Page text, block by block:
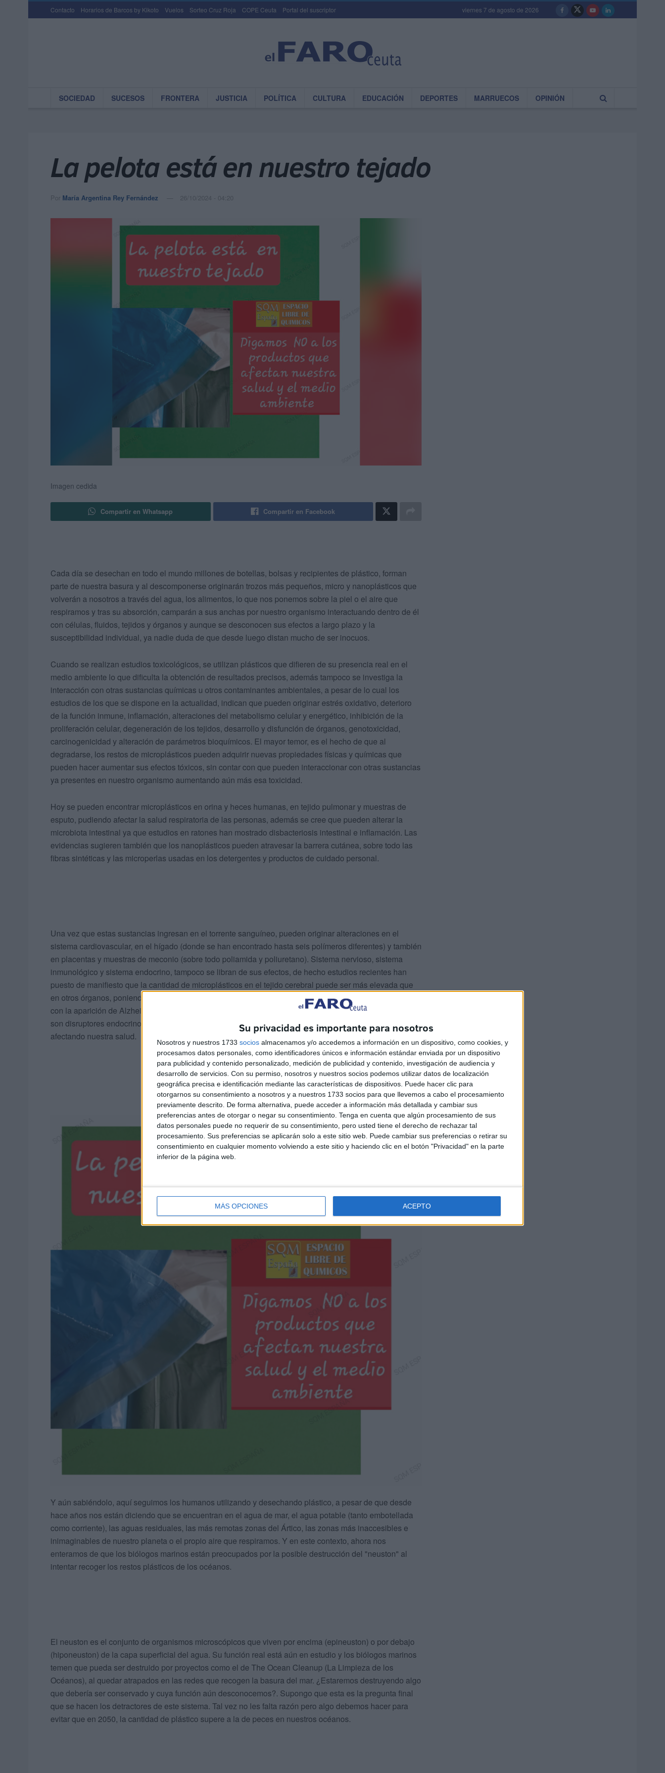
Su privacidad es importante para nosotros
Nosotros y nuestros 1733 socios almacenamos y/o accedemos a información en un dispositivo, como cookies, y
procesamos datos personales, como identificadores únicos e información estándar enviada por un dispositivo
para publicidad y contenido personalizado, medición de publicidad y contenido, investigación de audiencia y
desarrollo de servicios. Con su permiso, nosotros y nuestros socios podemos utilizar datos de localización
geográfica precisa e identificación mediante las características de dispositivos. Puede hacer clic para
otorgarnos su consentimiento a nosotros y a nuestros 1733 socios para que llevemos a cabo el procesamiento
previamente descrito. De forma alternativa, puede acceder a información más detallada y cambiar sus
preferencias antes de otorgar o negar su consentimiento. Tenga en cuenta que algún procesamiento de sus
datos personales puede no requerir de su consentimiento, pero usted tiene el derecho de rechazar tal
procesamiento. Sus preferencias se aplicarán solo a este sitio web. Puede cambiar sus preferencias o retirar su
consentimiento en cualquier momento volviendo a este sitio y haciendo clic en el botón "Privacidad" en la parte
inferior de la página web.
MÁS OPCIONES ACEPTO
Contacto Horarios de Barcos by Kikoto Vuelos Sorteo Cruz Roja COPE Ceuta Portal del suscriptor viernes 7 de agosto de 2026
SOCIEDAD SUCESOS FRONTERA JUSTICIA POLÍTICA CULTURA EDUCACIÓN DEPORTES MARRUECOS OPINIÓN
La pelota está en nuestro tejado
Por María Argentina Rey Fernández 26/10/2024 - 04:20
Imagen cedida
Compartir en Whatsapp Compartir en Facebook
Cada día se desechan en todo el mundo millones de botellas, bolsas y recipientes de plástico, forman
parte de nuestra basura y al descomponerse originarán trozos más pequeños, micro y nanoplásticos que
volverán a nosotros a través del agua, los alimentos, lo que nos ponemos sobre la piel o el aire que
respiramos y tras su absorción, camparán a sus anchas por nuestro organismo interactuando dentro de él
con células, fluidos, tejidos y órganos y aunque se desconocen sus efectos a largo plazo y la
susceptibilidad individual, ya nadie duda de que desde luego distan mucho de ser inocuos.
Cuando se realizan estudios toxicológicos, se utilizan plásticos que difieren de su presencia real en el
medio ambiente lo que dificulta la obtención de resultados precisos, además tampoco se investiga la
interacción con otras sustancias químicas u otros contaminantes ambientales, a pesar de lo cual los
estudios de los que se dispone en la actualidad, indican que pueden originar estrés oxidativo, deterioro
de la función inmune, inflamación, alteraciones del metabolismo celular y energético, inhibición de la
proliferación celular, degeneración de los tejidos, desarrollo y disfunción de órganos, genotoxicidad,
carcinogenicidad y alteración de parámetros bioquímicos. El mayor temor, es el hecho de que al
degradarse, los restos de microplásticos pueden adquirir nuevas propiedades físicas y químicas que
pueden hacer aumentar sus efectos tóxicos, sin contar con que pueden interaccionar con otras sustancias
ya presentes en nuestro organismo aumentando aún más esa toxicidad.
Hoy se pueden encontrar microplásticos en orina y heces humanas, en tejido pulmonar y muestras de
esputo, pudiendo afectar la salud respiratoria de las personas, además se cree que pueden alterar la
microbiota intestinal ya que estudios en ratones han mostrado disbacteriosis intestinal e inflamación. Las
evidencias sugieren también que los nanoplásticos pueden atravesar la barrera cutánea, sobre todo las
fibras sintéticas y las microperlas usadas en los detergentes y productos de cuidado personal.
Una vez que estas sustancias ingresan en el torrente sanguíneo, pueden originar alteraciones en el
sistema cardiovascular, en el hígado (donde se han encontrado hasta seis polímeros diferentes) y también
en placentas y muestras de meconio (sobre todo poliamida y poliuretano). Sistema nervioso, sistema
inmunológico y sistema endocrino, tampoco se libran de sus efectos, de hecho estudios recientes han
puesto de manifiesto que la cantidad de microplásticos en el tejido cerebral puede ser más elevada que
en otros órganos, poniendo en el punto de mira (a la espera de nuevos estudios), una posible conexión
con la aparición de Alzheimer y otras formas de demencia. No podemos olvidar tampoco que los plásticos
son disruptores endocrinos que compiten con nuestras propias hormonas alterando su funcionamiento y
afectando nuestra salud.
Y aún sabiéndolo, aquí seguimos los humanos utilizando y desechando plástico, a pesar de que desde
hace años nos están diciendo que se encuentran en el agua de mar, el agua potable (tanto embotellada
como corriente), las aguas residuales, las más remotas zonas del Ártico, las zonas más inaccesibles e
inimaginables de nuestro planeta o el propio aire que respiramos. Y en este contexto, ahora nos
enteramos de que los biólogos marinos están preocupados por la posible destrucción del "neuston" al
intentar recoger los restos plásticos de los océanos.
El neuston es el conjunto de organismos microscópicos que viven por encima (epineuston) o por debajo
(hiponeuston) de la capa superficial del agua. Su función real está aún en estudio y los biólogos marinos
temen que pueda ser destruido por proyectos como el de The Ocean Cleanup (La Limpieza de los
Océanos), al quedar atrapados en las redes que recogen la basura del mar. ¿Estaremos destruyendo algo
que debería ser conservado y cuya función aún desconocemos?. Supongo que esta es la pregunta final
que se hacen los detractores de este sistema. Tal vez no les falta razón pero algo debemos hacer para
evitar que en 2050, la cantidad de plástico supere a la de peces en nuestros océanos.